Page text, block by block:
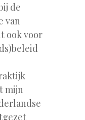
de
van
ook voor
mijn